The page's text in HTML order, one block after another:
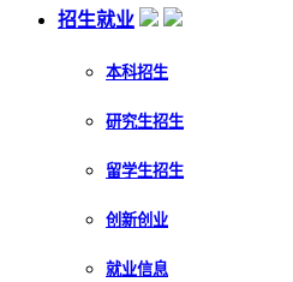
招生就业
本科招生
研究生招生
留学生招生
创新创业
就业信息